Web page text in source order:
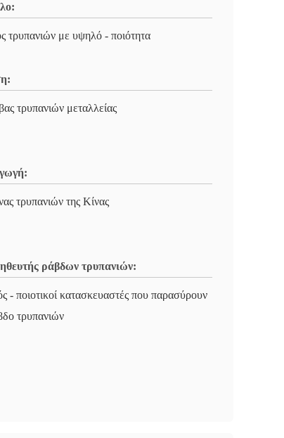
τρυπανιών με υψηλό - ποιότητα
τρυπανιών μεταλλείας
τρυπανιών της Κίνας
ράβδων τρυπανιών:
- ποιοτικοί κατασκευαστές που παρασύρουν
τρυπανιών